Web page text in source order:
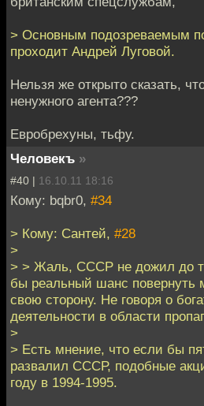
> Основным подозреваемым
проходит Андрей Луговой.
Нельзя же открыто сказать,
ненужного агента???
Евробрехуны, тьфу.
Человекъ »
#40 | 16.10.11 18:16
Кому: bqbr0, #34
> Кому: Сантей, #28
>
> > Жаль, СССР не дожил до
бы реальный шанс повернуть
свою сторону. Не говоря о
деятельности в области
>
> Есть мнение, что если бы
развалил СССР, подобные
году в 1994-1995.